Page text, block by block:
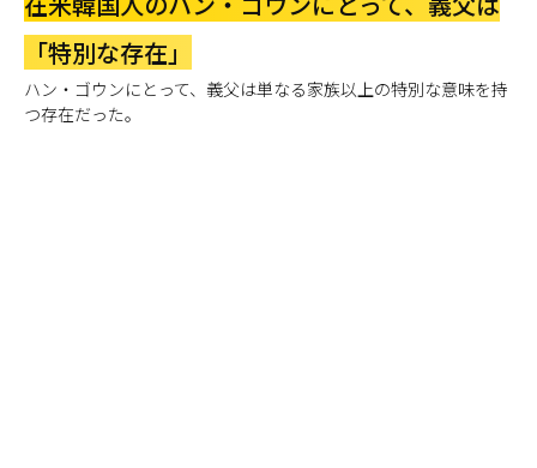
「特別な存在」
ハン・ゴウンにとって、義父は単なる家族以上の特別な意味を持
つ存在だった。